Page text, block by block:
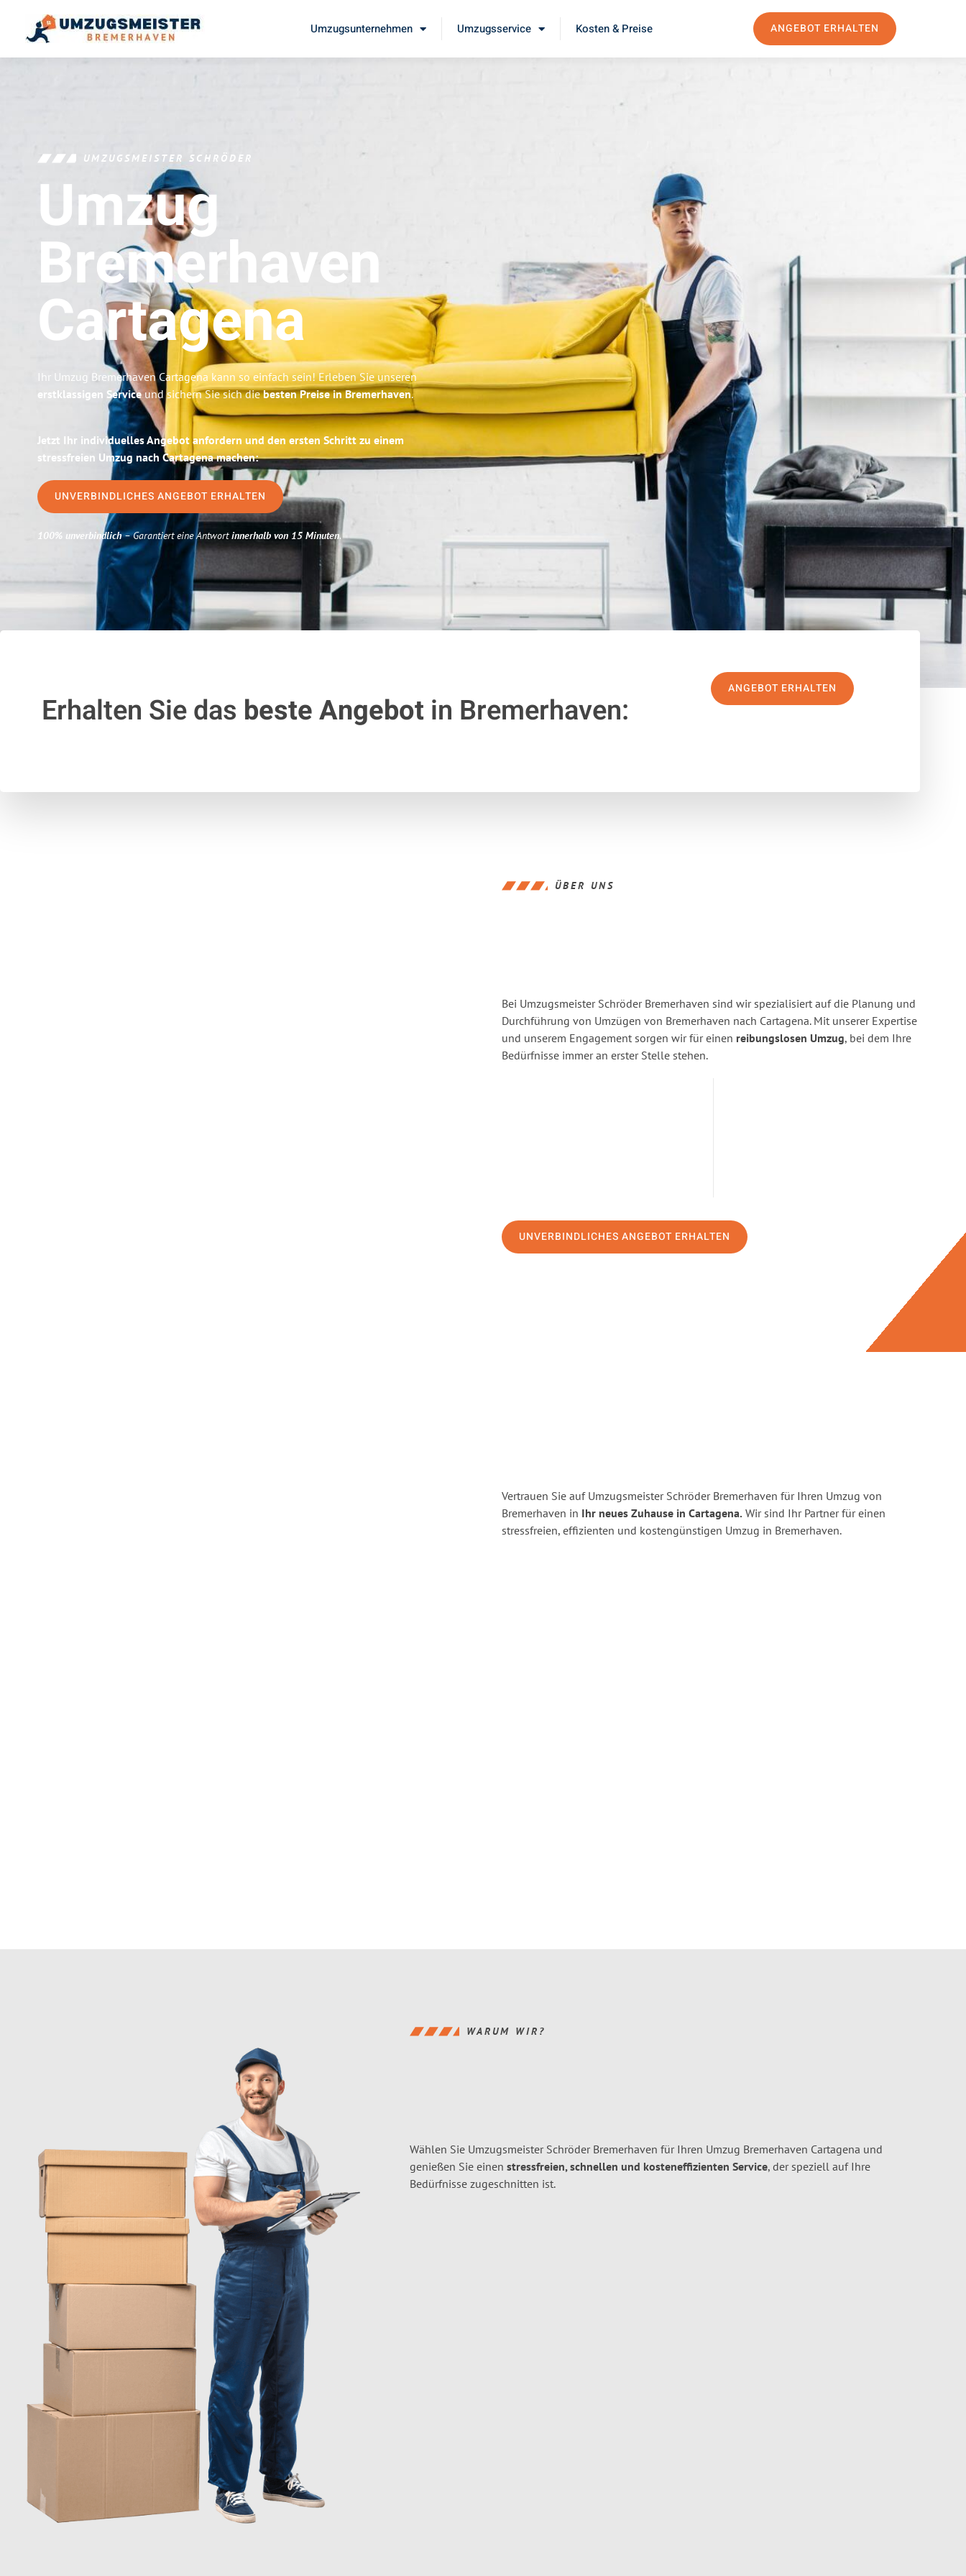
Umzugsunternehmen Umzugsservice Kosten & Preise ANGEBOT ERHALTEN
UMZUGSMEISTER SCHRÖDER
Umzug
Bremerhaven
Cartagena
Ihr Umzug Bremerhaven Cartagena kann so einfach sein! Erleben Sie unseren
erstklassigen Serviceund sichern Sie sich diebesten Preise in Bremerhaven.
Jetzt Ihr individuelles Angebot anfordern und den ersten Schritt zu einem
stressfreien Umzug nach Cartagena machen:
UNVERBINDLICHES ANGEBOT ERHALTEN
100% unverbindlich– Garantiert eine Antwortinnerhalb von 15 Minuten.
Erhalten Sie das beste Angebotin Bremerhaven:
ANGEBOT ERHALTEN
ÜBER UNS
Bei Umzugsmeister Schröder Bremerhaven sind wir spezialisiert auf die Planung und
Durchführung von Umzügen von Bremerhaven nach Cartagena. Mit unserer Expertise
und unserem Engagement sorgen wir für einen reibungslosen Umzug, bei dem Ihre
Bedürfnisse immer an erster Stelle stehen.
UNVERBINDLICHES ANGEBOT ERHALTEN
Vertrauen Sie auf Umzugsmeister Schröder Bremerhaven für Ihren Umzug von
Bremerhaven in Ihr neues Zuhause in Cartagena. Wir sind Ihr Partner für einen
stressfreien, effizienten und kostengünstigen Umzug in Bremerhaven.
WARUM WIR?
Wählen Sie Umzugsmeister Schröder Bremerhaven für Ihren Umzug Bremerhaven Cartagena und
genießen Sie einen stressfreien, schnellen und kosteneffizienten Service, der speziell auf Ihre
Bedürfnisse zugeschnitten ist.